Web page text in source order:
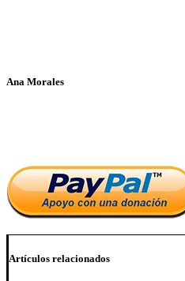
Ana Morales
Artículos relacionados